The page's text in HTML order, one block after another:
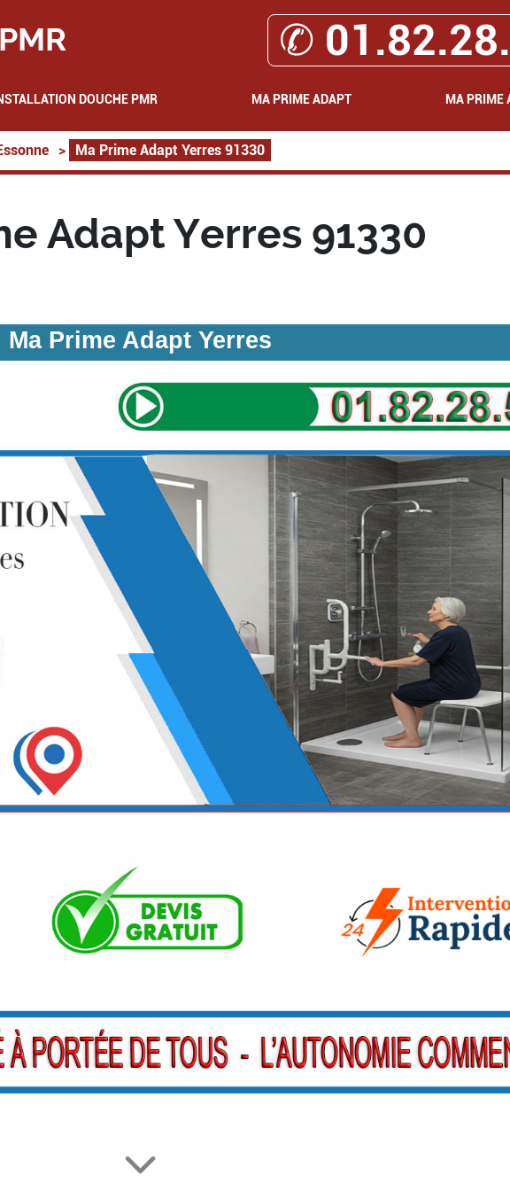
✆
DOUCHE PMR MA PRIME ADAPT MA PRIME
> Ma Prime Adapt Yerres 91330
Adapt Yerres 91330
Ma Prime Adapt Yerres